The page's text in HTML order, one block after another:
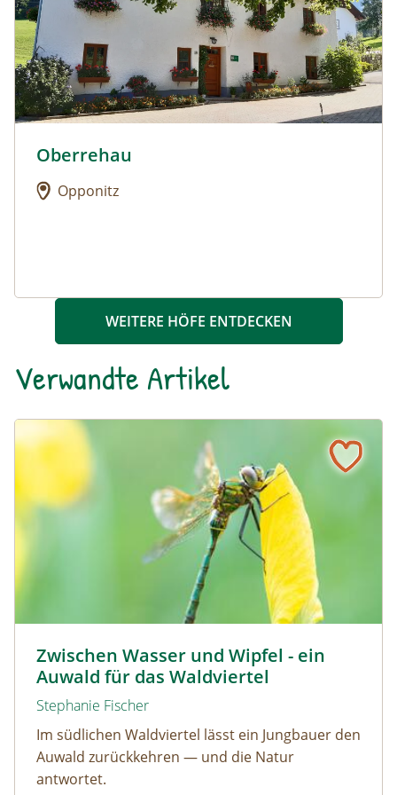
Urlaub am Bauernhof: Oberrehau
Oberrehau
Opponitz
WEITERE HÖFE ENTDECKEN
Verwandte Artikel
Zwischen Wasser und Wipfel - ein
Auwald für das Waldviertel
Stephanie Fischer
Im südlichen Waldviertel lässt ein Jungbauer den
Auwald zurückkehren — und die Natur
antwortet.
Zwischen Wasser und Wipfel - ein Auwald für das